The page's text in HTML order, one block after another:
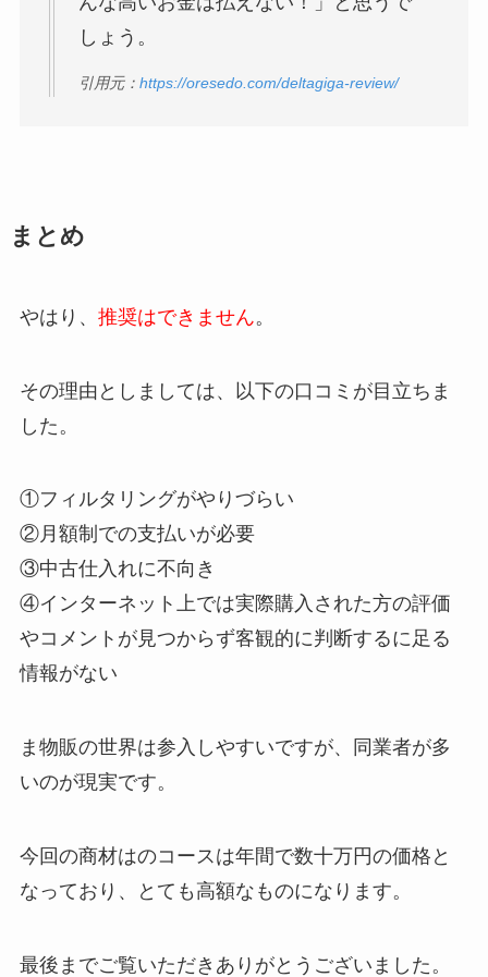
しょう。
引用元： https://oresedo.com/deltagiga-review/
まとめ
やはり、 推奨はできません。
その理由としましては、以下の口コミが目立ちま
した。
①フィルタリングがやりづらい
②月額制での支払いが必要
③中古仕入れに不向き
④インターネット上では実際購入された方の評価
やコメントが見つからず客観的に判断するに足る
情報がない
ま物販の世界は参入しやすいですが、同業者が多
いのが現実です。
今回の商材はのコースは年間で数十万円の価格と
なっており、とても高額なものになります。
最後までご覧いただきありがとうございました。